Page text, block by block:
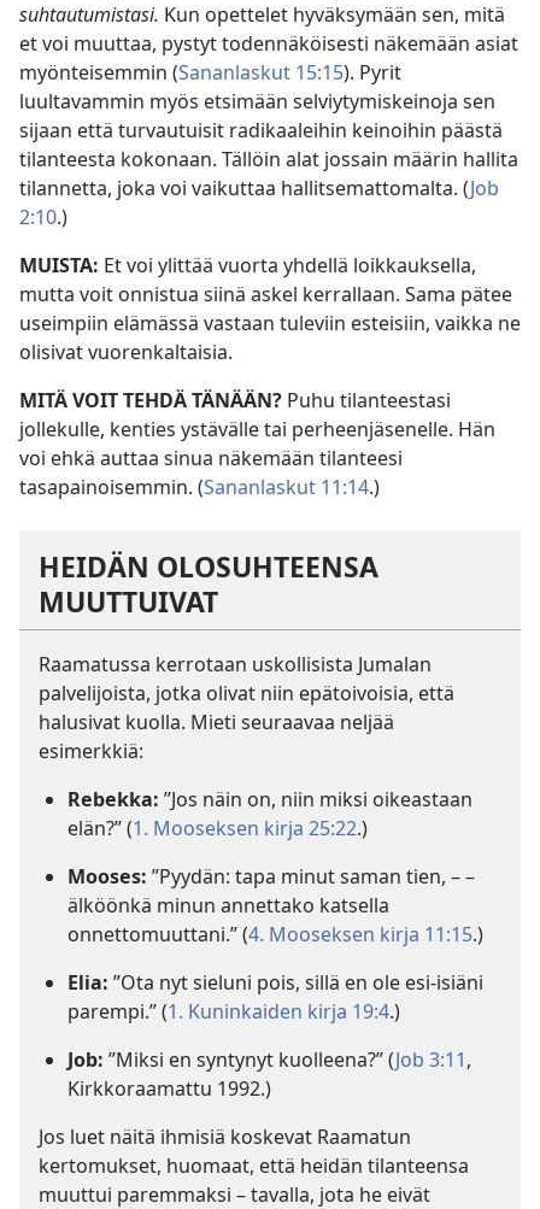
suhtautumistasi. Kun opettelet hyväksymään sen, mitä
et voi muuttaa, pystyt todennäköisesti näkemään asiat
myönteisemmin (Sananlaskut 15:15). Pyrit
luultavammin myös etsimään selviytymiskeinoja sen
sijaan että turvautuisit radikaaleihin keinoihin päästä
tilanteesta kokonaan. Tällöin alat jossain määrin hallita
tilannetta, joka voi vaikuttaa hallitsemattomalta. (Job
2:10.)
MUISTA: Et voi ylittää vuorta yhdellä loikkauksella,
mutta voit onnistua siinä askel kerrallaan. Sama pätee
useimpiin elämässä vastaan tuleviin esteisiin, vaikka ne
olisivat vuorenkaltaisia.
MITÄ VOIT TEHDÄ TÄNÄÄN? Puhu tilanteestasi
jollekulle, kenties ystävälle tai perheenjäsenelle. Hän
voi ehkä auttaa sinua näkemään tilanteesi
tasapainoisemmin. (Sananlaskut 11:14.)
HEIDÄN OLOSUHTEENSA
MUUTTUIVAT
Raamatussa kerrotaan uskollisista Jumalan
palvelijoista, jotka olivat niin epätoivoisia, että
halusivat kuolla. Mieti seuraavaa neljää
esimerkkiä:
Rebekka: ”Jos näin on, niin miksi oikeastaan
elän?” (1. Mooseksen kirja 25:22.)
Mooses: ”Pyydän: tapa minut saman tien, – –
älköönkä minun annettako katsella
onnettomuuttani.” (4. Mooseksen kirja 11:15.)
Elia: ”Ota nyt sieluni pois, sillä en ole esi-isiäni
parempi.” (1. Kuninkaiden kirja 19:4.)
Job: ”Miksi en syntynyt kuolleena?” (Job 3:11,
Kirkkoraamattu 1992.)
Jos luet näitä ihmisiä koskevat Raamatun
kertomukset, huomaat, että heidän tilanteensa
muuttui paremmaksi – tavalla, jota he eivät